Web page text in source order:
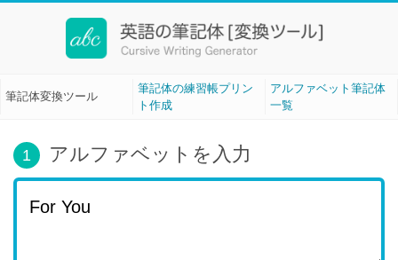
筆記体変換ツール[Cursive Writing]
筆記体変換ツール
筆記体の練習帳プリン
ト作成
アルファベット筆記体
一覧
1 アルファベットを入力